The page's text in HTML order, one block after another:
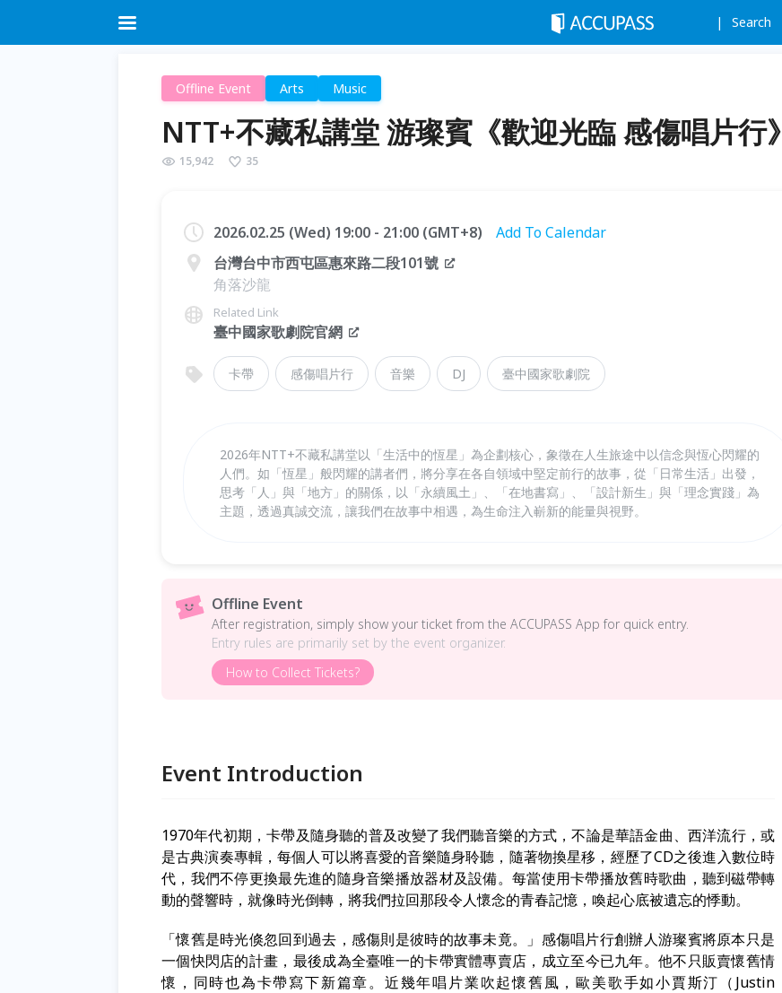
Search
Offline Event Arts Music
NTT+不藏私講堂 游璨賓《歡迎光臨 感傷唱片行》
15,942 35
2026.02.25 (Wed) 19:00 - 21:00 (GMT+8)
Add To Calendar
台灣台中市西屯區惠來路二段101號
角落沙龍
Related Link
臺中國家歌劇院官網
卡帶 感傷唱片行 音樂 DJ 臺中國家歌劇院
2026年NTT+不藏私講堂以「生活中的恆星」為企劃核心，象徵在人生旅途中以信念與恆心閃耀的
人們。如「恆星」般閃耀的講者們，將分享在各自領域中堅定前行的故事，從「日常生活」出發，
思考「人」與「地方」的關係，以「永續風土」、「在地書寫」、「設計新生」與「理念實踐」為
主題，透過真誠交流，讓我們在故事中相遇，為生命注入嶄新的能量與視野。
Offline Event
After registration, simply show your ticket from the ACCUPASS App for quick entry.
Entry rules are primarily set by the event organizer.
How to Collect Tickets?
Event Introduction
1970年代初期，卡帶及隨身聽的普及改變了我們聽音樂的方式，不論是華語金曲、西洋流行，或
是古典演奏專輯，每個人可以將喜愛的音樂隨身聆聽，隨著物換星移，經歷了CD之後進入數位時
代，我們不停更換最先進的隨身音樂播放器材及設備。每當使用卡帶播放舊時歌曲，聽到磁帶轉
動的聲響時，就像時光倒轉，將我們拉回那段令人懷念的青春記憶，喚起心底被遺忘的悸動。
「懷舊是時光倏忽回到過去，感傷則是彼時的故事未竟。」感傷唱片行創辦人游璨賓將原本只是
一個快閃店的計畫，最後成為全臺唯一的卡帶實體專賣店， 成立至今已九年。他不只販賣懷舊情
懷，同時也為卡帶寫下新篇章。近幾年唱片業吹起懷舊風，歐美歌手如小賈斯汀（Justin